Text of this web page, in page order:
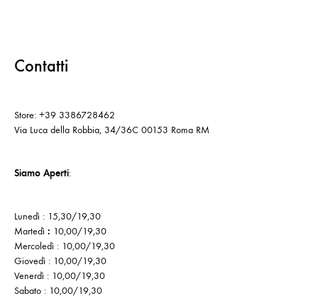
Contatti
Store: +39 3386728462
Via Luca della Robbia, 34/36C 00153 Roma RM
Siamo Aperti:
Lunedì : 15,30/19,30
Martedì : 10,00/19,30
Mercoledì : 10,00/19,30
Giovedì : 10,00/19,30
Venerdì : 10,00/19,30
Sabato : 10,00/19,30